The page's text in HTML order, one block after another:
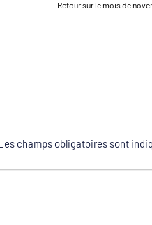
Retour sur le mois de
champs obligatoires sont